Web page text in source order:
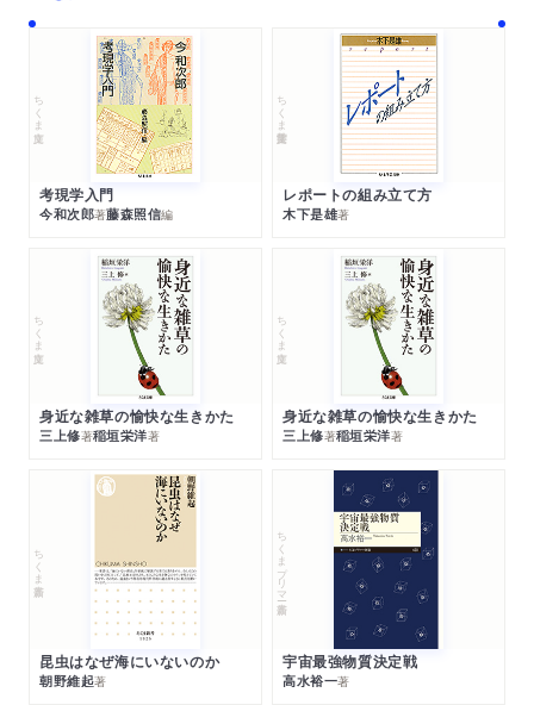
ちくま文庫
考現学入門
今和次郎著藤森照信編
ちくま学芸文庫
レポートの組み立て方
木下是雄著
ちくま文庫
身近な雑草の愉快な生きかた
三上修著稲垣栄洋著
ちくま文庫
身近な雑草の愉快な生きかた
三上修著稲垣栄洋著
ちくま新書
昆虫はなぜ海にいないのか
朝野維起著
ちくまプリマー新書
宇宙最強物質決定戦
高水裕一著